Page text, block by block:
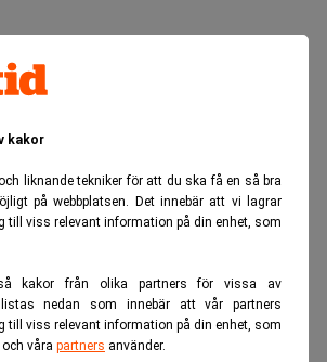
kakor
liknande tekniker för att du ska få en så bra
på webbplatsen. Det innebär att vi lagrar
till viss relevant information på din enhet, som
kakor från olika partners för vissa av
nedan som innebär att vår partners
till viss relevant information på din enhet, som
våra partners använder.
i rakhyvelsbolaget Estrid på 280